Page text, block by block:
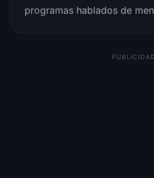
programas hablados de
PUBLICIDAD